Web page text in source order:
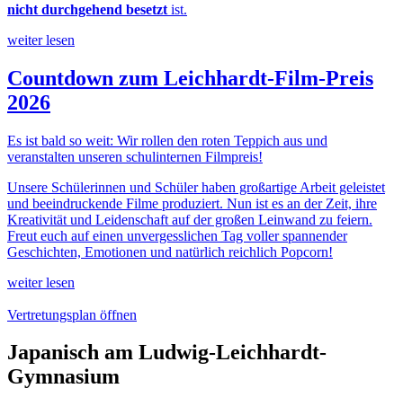
nicht durchgehend besetzt ist.
weiter lesen
Countdown zum Leichhardt-Film-Preis
2026
Es ist bald so weit: Wir rollen den roten Teppich aus und
veranstalten unseren schulinternen Filmpreis!
Unsere Schülerinnen und Schüler haben großartige Arbeit geleistet
und beeindruckende Filme produziert. Nun ist es an der Zeit, ihre
Kreativität und Leidenschaft auf der großen Leinwand zu feiern.
Freut euch auf einen unvergesslichen Tag voller spannender
Geschichten, Emotionen und natürlich reichlich Popcorn!
weiter lesen
Vertretungsplan öffnen
Japanisch am Ludwig-Leichhardt-
Gymnasium